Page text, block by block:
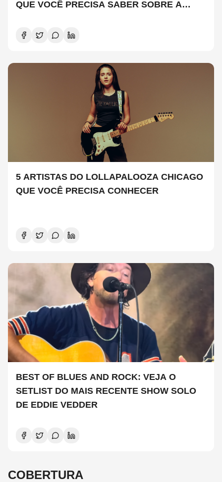
QUE VOCÊ PRECISA SABER SOBRE A
5 ARTISTAS DO LOLLAPALOOZA CHICAGO
QUE VOCÊ PRECISA CONHECER
BEST OF BLUES AND ROCK: VEJA O
SETLIST DO MAIS RECENTE SHOW SOLO
DE EDDIE VEDDER
COBERTURA